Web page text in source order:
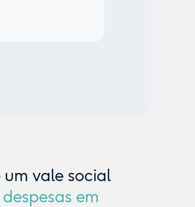
vale social
em